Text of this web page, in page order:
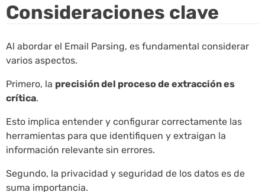
Consideraciones clave
Al abordar el Email Parsing, es fundamental considerar
varios aspectos.
Primero, la precisión del proceso de extracción es
crítica.
Esto implica entender y configurar correctamente las
herramientas para que identifiquen y extraigan la
información relevante sin errores.
Segundo, la privacidad y seguridad de los datos es de
suma importancia.